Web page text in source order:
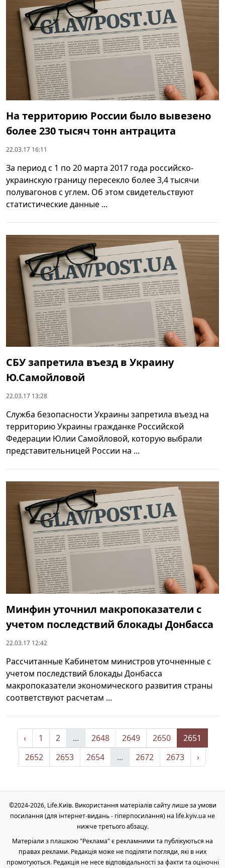
На территорию России было вывезено
более 230 тысяч тонн антрацита
22.03.17 16:11
За период с 1 по 20 марта 2017 года российско-
украинскую границу пересекло более 3,4 тысячи
полувагонов с углем. Об этом свидетельствуют
статистические данные ...
СБУ запретила въезд в Украину
Ю.Самойловой
22.03.17 13:28
Служба безопасности Украины запретила въезд на
территорию Украины гражданке Российской
Федерации Юлии Самойловой, которую выбрали
представительницей России на ...
Минфин уточнил макропоказатели с
учетом последствий блокады Донбасса
22.03.17 12:42
Рассчитанные Кабинетом министров уточненные с
учетом последствий блокады Донбасса
макропоказатели экономического развития страны
соответствуют расчетам ...
‹ 1 2 ... 2648 2649 2650
2651
2652
2653 2654 ... 2672 2673 ›
©2024-2026, Life.Київ. Використання матеріалів сайту лише за умови
посилання (для інтернет-видань - гіперпосилання) на life.kyiv.ua не
нижче третього абзацу.
Матеріали з плашкою "Реклама" є рекламними та публікуються на
правах реклами. Редакція може не поділяти погляди, які в них
промотуються. Редакція не несе відповідальності за факти та оціночні